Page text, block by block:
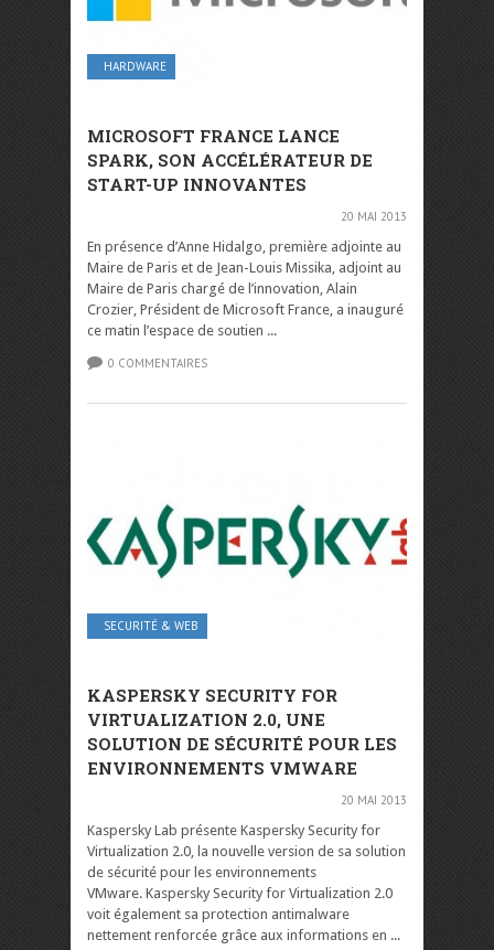
HARDWARE
MICROSOFT FRANCE LANCE
SPARK, SON ACCÉLÉRATEUR DE
START-UP INNOVANTES
20 MAI 2013
En présence d’Anne Hidalgo, première adjointe au
Maire de Paris et de Jean-Louis Missika, adjoint au
Maire de Paris chargé de l’innovation, Alain
Crozier, Président de Microsoft France, a inauguré
ce matin l’espace de soutien ...
0 COMMENTAIRES
SECURITÉ & WEB
KASPERSKY SECURITY FOR
VIRTUALIZATION 2.0, UNE
SOLUTION DE SÉCURITÉ POUR LES
ENVIRONNEMENTS VMWARE
20 MAI 2013
Kaspersky Lab présente Kaspersky Security for
Virtualization 2.0, la nouvelle version de sa solution
de sécurité pour les environnements
VMware. Kaspersky Security for Virtualization 2.0
voit également sa protection antimalware
nettement renforcée grâce aux informations en ...